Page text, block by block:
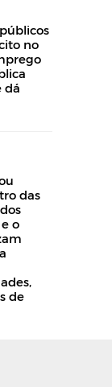
no
dá
das
o
de